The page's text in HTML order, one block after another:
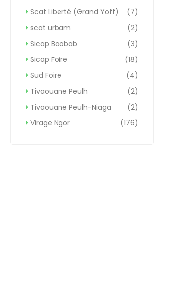
Scat Liberté (Grand Yoff)
(7)
scat urbam
(2)
Sicap Baobab
(3)
Sicap Foire
(18)
Sud Foire
(4)
Tivaouane Peulh
(2)
Tivaouane Peulh-Niaga
(2)
Virage Ngor
(176)